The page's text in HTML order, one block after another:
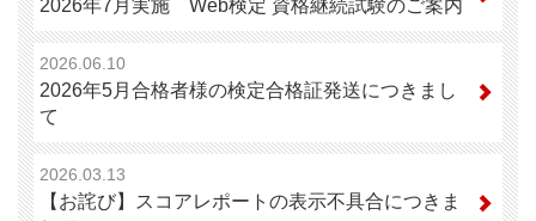
2026年7月実施 Web検定 資格継続試験のご案内
2026.06.10
2026年5月合格者様の検定合格証発送につきまし
て
2026.03.13
【お詫び】スコアレポートの表示不具合につきま